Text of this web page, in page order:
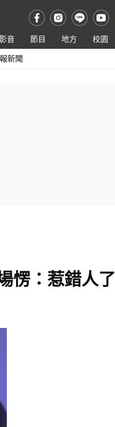
影音 節目 地方
校園
新聞
愣：惹錯人了